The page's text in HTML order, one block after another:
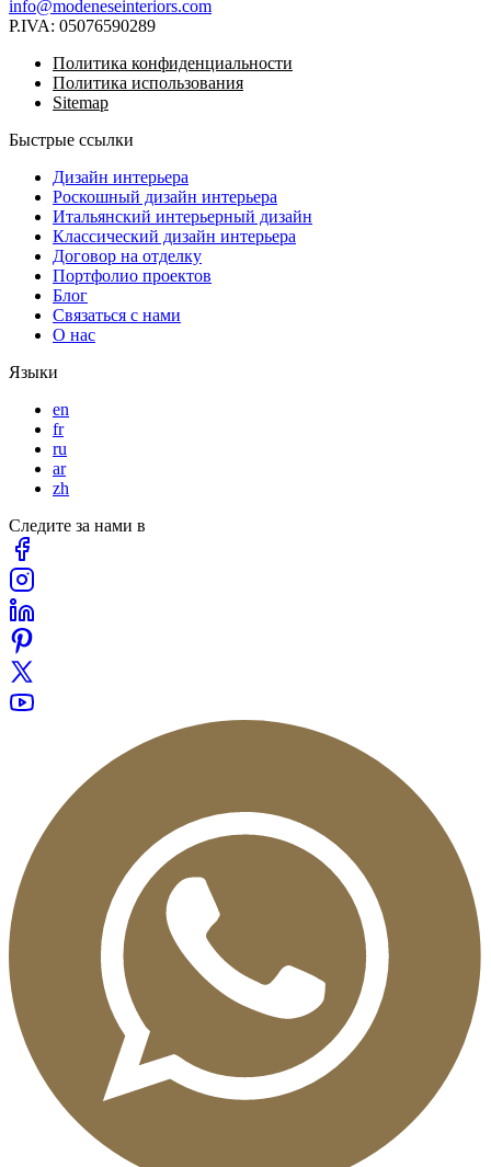
info@modeneseinteriors.com
P.IVA: 05076590289
Политика конфиденциальности
Политика использования
Sitemap
Быстрые ссылки
Дизайн интерьера
Роскошный дизайн интерьера
Итальянский интерьерный дизайн
Классический дизайн интерьера
Договор на отделку
Портфолио проектов
Блог
Связаться с нами
О нас
Языки
en
fr
ru
ar
zh
Следите за нами в